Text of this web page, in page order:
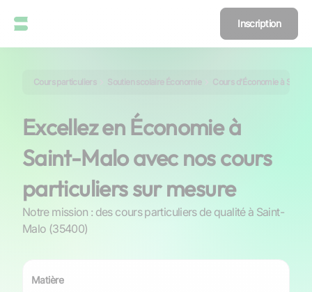
Inscription
Cours particuliers Soutien scolaire Économie Cours d'Économie à Saint-
Excellez en Économie à
Saint-Malo avec nos cours
particuliers sur mesure
Notre mission : des cours particuliers de qualité à Saint-
Malo (35400)
Matière